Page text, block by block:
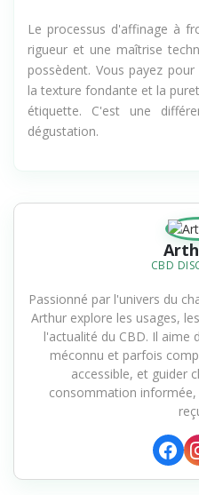
Le processus d'affinage à
rigueur et une maîtrise
possèdent. Vous payez
la texture fondante et la
étiquette. C'est une
dégustation.
CBD
Passionné par l'univers du
Arthur explore les usages,
l'actualité du CBD. Il aime
méconnu et parfois
accessible, et guider
consommation informée,